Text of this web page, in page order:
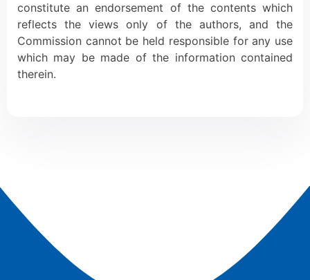
constitute an endorsement of the contents which
reflects the views only of the authors, and the
Commission cannot be held responsible for any use
which may be made of the information contained
therein.